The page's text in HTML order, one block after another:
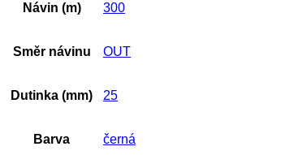
Návin (m) 300
Směr návinu OUT
Dutinka (mm) 25
Barva černá